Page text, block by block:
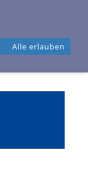
Alle erlauben